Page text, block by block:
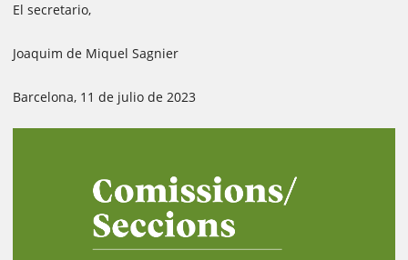
El secretario,
Joaquim de Miquel Sagnier
Barcelona, 11 de julio de 2023